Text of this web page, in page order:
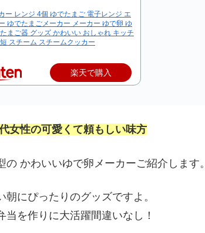
ー レンジ 4個 ゆでたまご 電子レンジ エ
ゆでたまごメーカー メーカー ゆで卵 ゆ
まご器 グッズ かわいい おしゃれ キッチ
スチーム スチームクッカー
楽天で購入
女性の可愛くて頼もしい味方
の かわいいゆで卵メーカーご紹介します。
朝にぴったりのグッズですよ。
当を作りに大活躍間違いなし！